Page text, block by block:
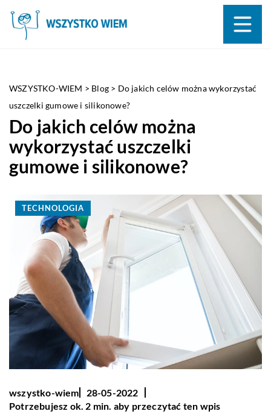
WSZYSTKO-WIEM > Blog > Do jakich celów można wykorzystać
uszczelki gumowe i silikonowe?
Do jakich celów można
wykorzystać uszczelki
gumowe i silikonowe?
TECHNOLOGIA
wszystko-wiem
28-05-2022
Potrzebujesz ok. 2 min. aby przeczytać ten wpis